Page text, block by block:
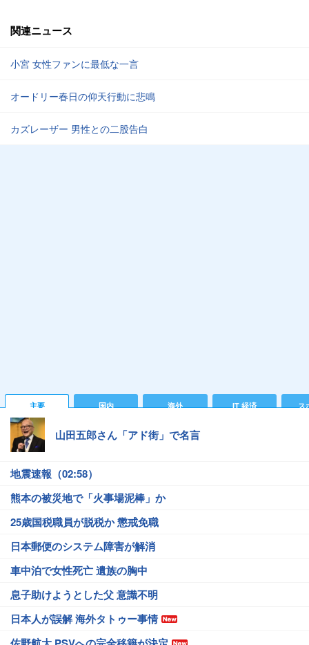
関連ニュース
小宮 女性ファンに最低な一言
オードリー春日の仰天行動に悲鳴
カズレーザー 男性との二股告白
主要 国内 海外 IT 経済 ス
山田五郎さん「アド街」で名言
地震速報（02:58）
熊本の被災地で「火事場泥棒」か
25歳国税職員が脱税か 懲戒免職
日本郵便のシステム障害が解消
車中泊で女性死亡 遺族の胸中
息子助けようとした父 意識不明
日本人が誤解 海外タトゥー事情